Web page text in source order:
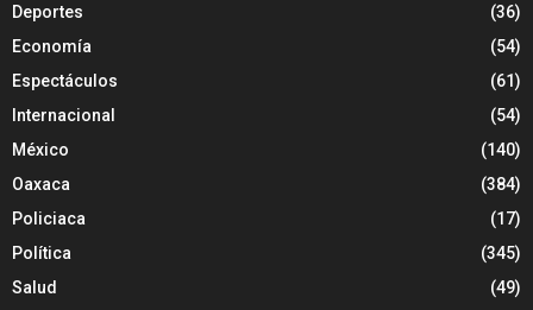
Deportes
(36)
Economía
(54)
Espectáculos
(61)
Internacional
(54)
México
(140)
Oaxaca
(384)
Policiaca
(17)
Política
(345)
Salud
(49)